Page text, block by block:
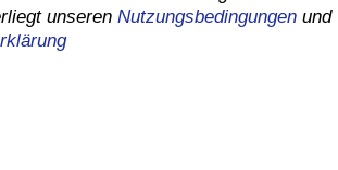
unseren Nutzungsbedingungen und